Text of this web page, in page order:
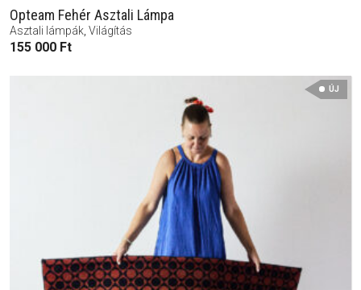
Opteam Fehér Asztali Lámpa
Asztali lámpák Világítás
155 000 Ft
ÚJ